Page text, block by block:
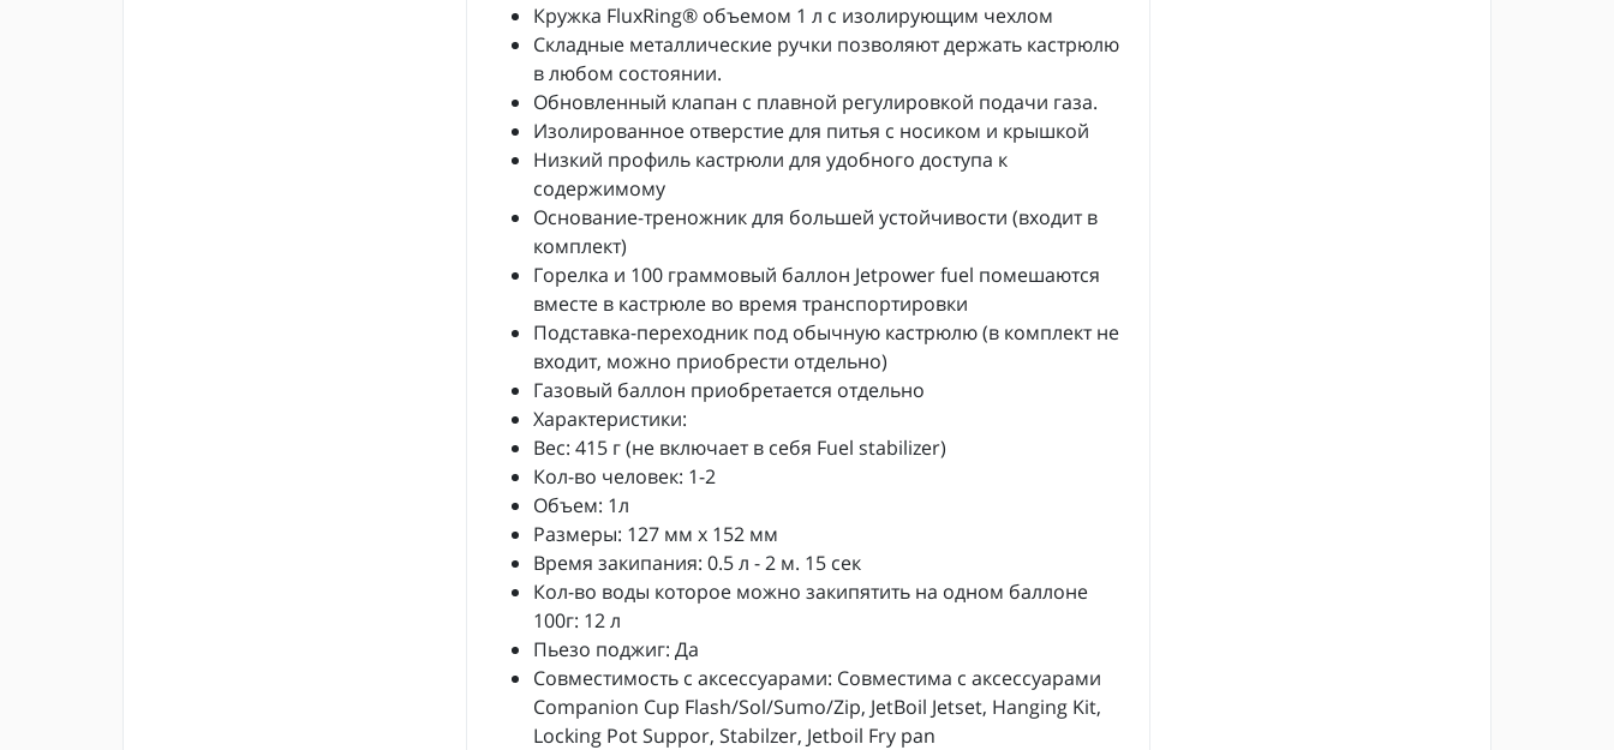
Кружка FluxRing® объемом 1 л с изолирующим чехлом
Складные металлические ручки позволяют держать кастрюлю
в любом состоянии.
Обновленный клапан с плавной регулировкой подачи газа.
Изолированное отверстие для питья с носиком и крышкой
Низкий профиль кастрюли для удобного доступа к
содержимому
Основание-треножник для большей устойчивости (входит в
комплект)
Горелка и 100 граммовый баллон Jetpower fuel помешаются
вместе в кастрюле во время транспортировки
Подставка-переходник под обычную кастрюлю (в комплект не
входит, можно приобрести отдельно)
Газовый баллон приобретается отдельно
Характеристики:
Вес: 415 г (не включает в себя Fuel stabilizer)
Кол-во человек: 1-2
Объем: 1л
Размеры: 127 мм x 152 мм
Время закипания: 0.5 л - 2 м. 15 сек
Кол-во воды которое можно закипятить на одном баллоне
100г: 12 л
Пьезо поджиг: Да
Совместимость с аксессуарами: Совместима с аксессуарами
Companion Cup Flash/Sol/Sumo/Zip, JetBoil Jetset, Hanging Kit,
Locking Pot Suppor, Stabilzer, Jetboil Fry pan